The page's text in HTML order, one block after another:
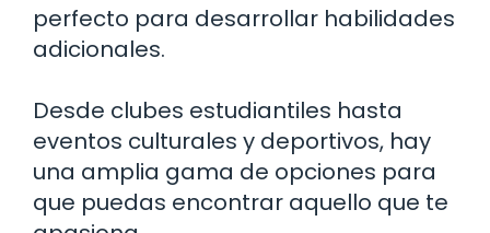
perfecto para desarrollar habilidades
adicionales.
Desde clubes estudiantiles hasta
eventos culturales y deportivos, hay
una amplia gama de opciones para
que puedas encontrar aquello que te